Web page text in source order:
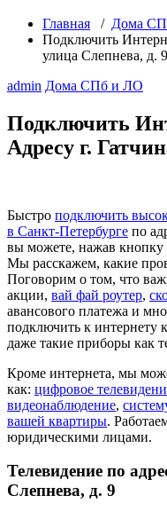
Главная / Дома
Подключить
улица Слепнева, д. 9
admin Дома СПб и ЛО
Подключить
Адресу г.
Быстро подключить
в Санкт-Петербурге по
вы можете, нажав кнопку
Мы расскажем, какие
Поговорим о том, что
акции, вай фай роутер,
авансового платежа и
подключить к интернету
даже такие приборы как
Кроме интернета, мы
как: цифровое
видеонаблюдение,
вашей квартиры.
юридическими лицами.
Телевидение по
Слепнева, д. 9